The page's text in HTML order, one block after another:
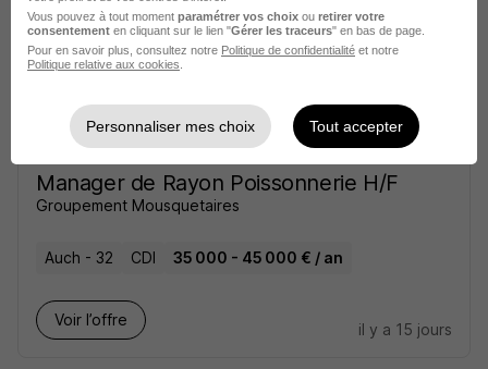
Voir l’offre
il y a 29 jours
Manager de Rayon Poissonnerie H/F
Groupement Mousquetaires
Auch - 32 CDI 35 000 - 45 000 € / an
Voir l’offre
il y a 15 jours
Vous pouvez à tout moment paramétrer vos choix ou retirer votre
consentement en cliquant sur le lien "Gérer les traceurs" en bas de page.
Pour en savoir plus, consultez notre Politique de confidentialité et notre
Politique relative aux cookies
Personnaliser mes choix Tout accepter